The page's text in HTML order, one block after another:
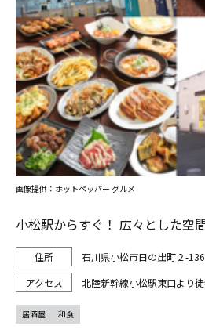
小松駅からすぐ！ 広々とした空
石川県小松市日の出町２-136
北陸新幹線小松駅東口より
画像提供：ホットペッパー グルメ
居酒屋 和食